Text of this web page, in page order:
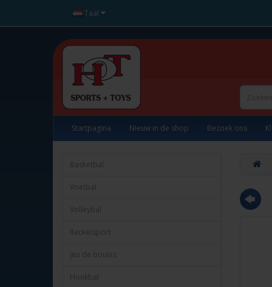
Taal
Startpagina Nieuw in de shop Bezoek ons
Basketbal
Voetbal
Volleybal
Racketsport
Jeu de boules
Honkbal